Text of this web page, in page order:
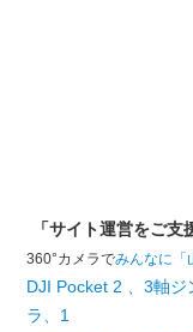
「サイト運営をご支
360°カメラでみんなに「
DJI Pocket 2 、3軸ジ
ラ、1